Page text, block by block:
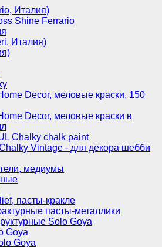
Италия)
Shine Ferrario
Италия)
Decor, меловые краски, 150
Decor, меловые краски в
Chalky chalk paint
Vintage - для декора шебби
медиумы
пасты-кракле
пасты-металлики
Solo Goya
Goya
Goya